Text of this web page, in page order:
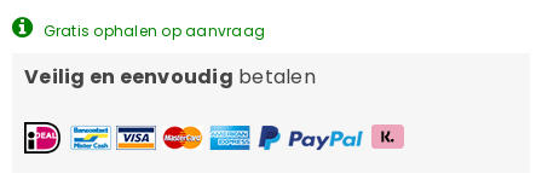
Gratis ophalen op aanvraag
Veilig en eenvoudig betalen